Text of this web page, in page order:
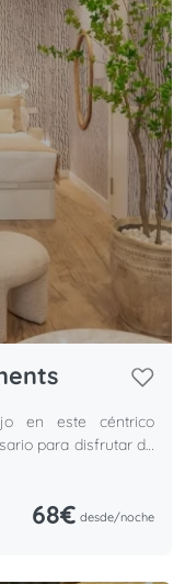
en este céntrico
para disfrutar de
68€ desde/noche